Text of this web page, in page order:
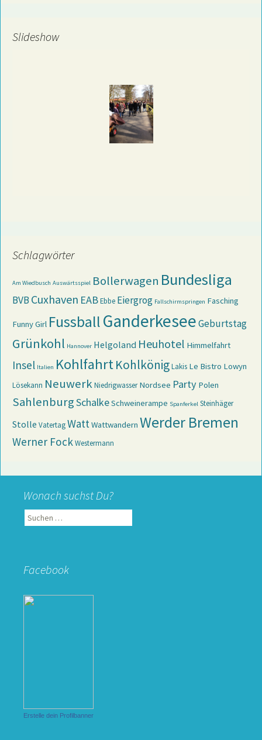
Slideshow
Schlagwörter
Am Wiedbusch Auswärtsspiel Bollerwagen Bundesliga
BVBCuxhaven EABEbbe Eiergrog Fallschirmspringen Fasching
Funny Girl FussballGanderkeseeGeburtstag
Grünkohl Hannover Helgoland Heuhotel Himmelfahrt
Insel Italien KohlfahrtKohlkönigLakis Le Bistro Lowyn
Lösekann NeuwerkNiedrigwasser Nordsee Party Polen
SahlenburgSchalkeSchweinerampe Spanferkel Steinhäger
Stolle VatertagWattWattwandern Werder Bremen
Werner FockWestermann
Wonach suchst Du?
Suchen
nach:
Facebook
Erstelle dein Profilbanner